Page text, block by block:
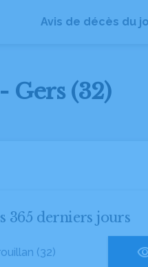
Avis de décès du
Gers (32)
365 derniers jours
(32)